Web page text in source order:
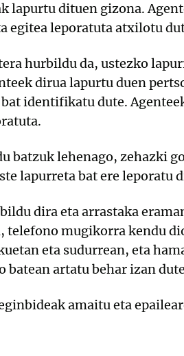
dituen gizona.
egitea leporatuta atxilotu
hurbildu da, ustezko
dirua lapurtu duen
identifikatu dute.
batzuk lehenago, zehazki
lapurreta bat ere leporatu
dira eta arrastaka
telefono mugikorra kendu
eta sudurrean, eta
batean artatu behar izan
amaitu eta